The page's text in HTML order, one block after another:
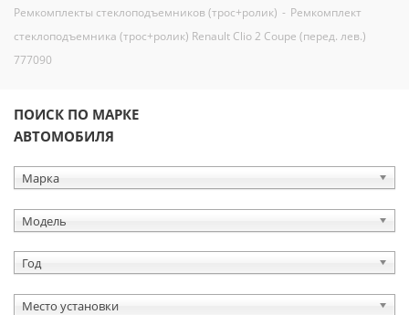
Ремкомплекты стеклоподъемников (трос+ролик) - Ремкомплект
стеклоподъемника (трос+ролик) Renault Clio 2 Coupe (перед. лев.)
777090
ПОИСК ПО МАРКЕ
АВТОМОБИЛЯ
Марка
Модель
Год
Место установки